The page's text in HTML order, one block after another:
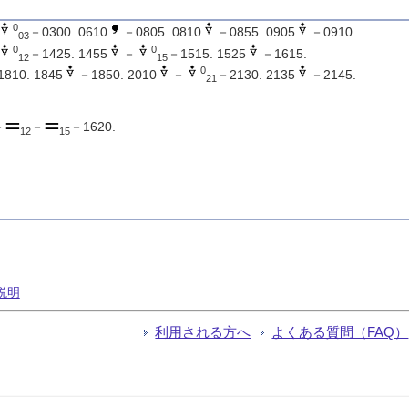
0
03－0300. 0610 －0805. 0810 －0855. 0905
－0910.
0
12－1425. 1455 － 0
15－1515. 1525
－1615.
1845 －1850. 2010 － 0
21 －2130. 2135
－2145.
12－ 15－1620.
明
利用される方へ よくある質問（FAQ）